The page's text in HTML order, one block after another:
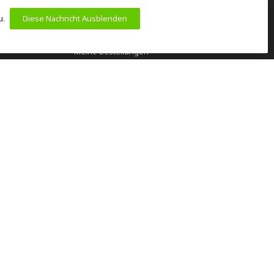
MEIN KONTO
Benutzerkonto Information
Meine Bestellungen
Diese Nachricht Ausblenden